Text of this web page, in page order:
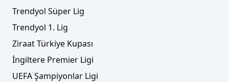
Trendyol Süper Lig
Trendyol 1. Lig
Ziraat Türkiye Kupası
İngiltere Premier Ligi
UEFA Şampiyonlar Ligi